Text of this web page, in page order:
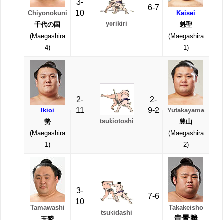
Chiyonokuni
千代の国
(Maegashira
4)
3-
10
yorikiri
6-7
Kaisei
魁聖
(Maegashira
1)
Ikioi
勢
(Maegashira
1)
2-
11
tsukiotoshi
2-
9-2
Yutakayama
豊山
(Maegashira
2)
Tamawashi
3-
10
tsukidashi
7-6
Takakeisho
貴景勝